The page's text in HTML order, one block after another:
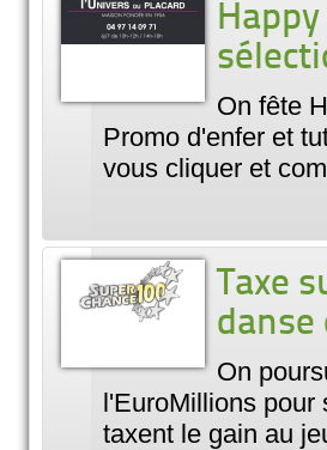
On fête
Promo d'enfer et
vous cliquer et
Taxe
danse
On
l'EuroMillions pour
taxent le gain au